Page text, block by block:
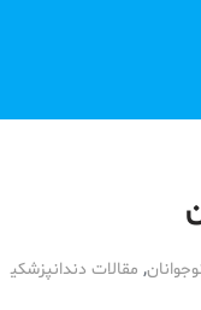
, مقالات دندانپزشکی